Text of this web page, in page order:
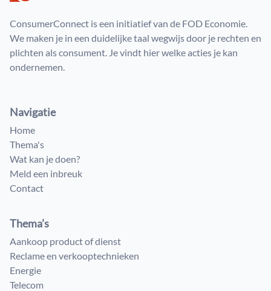
ConsumerConnect is een initiatief van de FOD Economie.
We maken je in een duidelijke taal wegwijs door je rechten en
plichten als consument. Je vindt hier welke acties je kan
ondernemen.
Navigatie
Home
Thema's
Wat kan je doen?
Meld een inbreuk
Contact
Thema’s
Aankoop product of dienst
Reclame en verkooptechnieken
Energie
Telecom